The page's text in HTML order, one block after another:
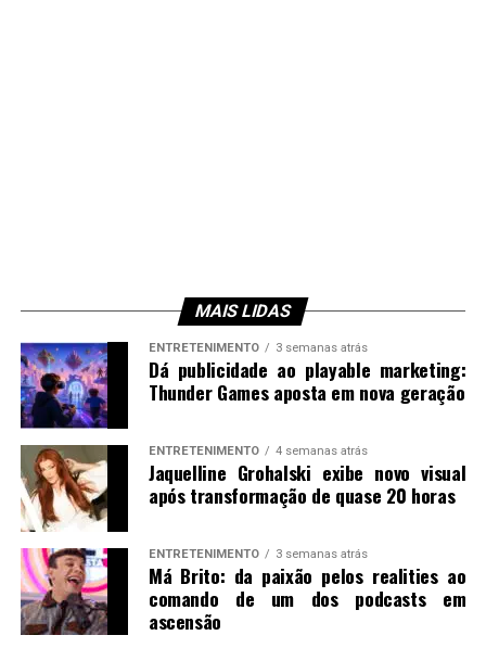
MAIS LIDAS
ENTRETENIMENTO 3 semanas atrás
Dá publicidade ao playable marketing:
Thunder Games aposta em nova geração
ENTRETENIMENTO 4 semanas atrás
Jaquelline Grohalski exibe novo visual
após transformação de quase 20 horas
ENTRETENIMENTO 3 semanas atrás
Má Brito: da paixão pelos realities ao
comando de um dos podcasts em
ascensão